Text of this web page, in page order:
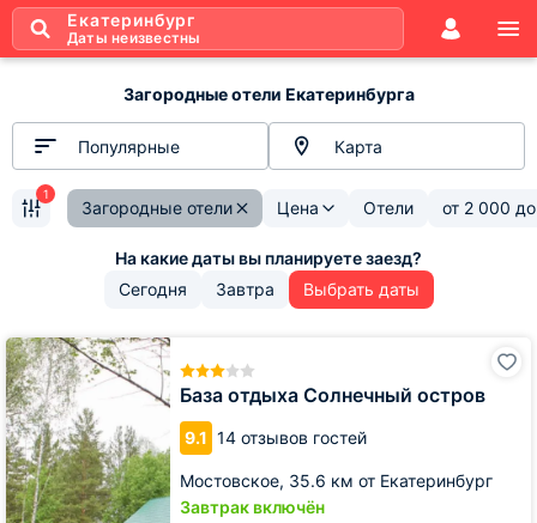
Екатеринбург
Даты неизвестны
Загородные отели Екатеринбурга
Популярные Карта
Загородные отели Цена Отели от 2 000
1
Сегодня Завтра Выбрать даты
База отдыха Солнечный остров
9.1 14 отзывов гостей
Мостовское, 35.6 км от Екатеринбург
Завтрак включён
База
отдыха
Солнечный
остров